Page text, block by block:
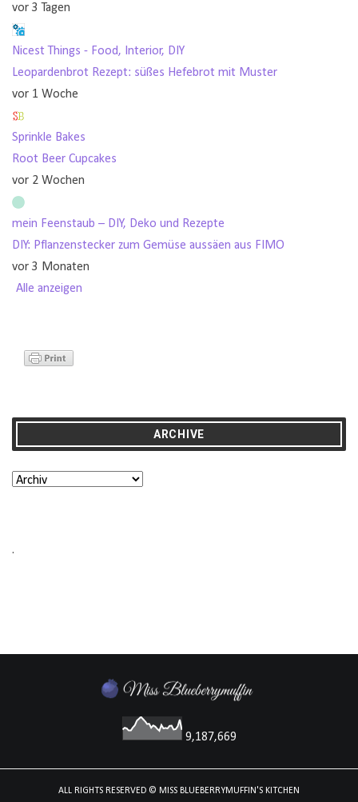
vor 3 Tagen
Nicest Things - Food, Interior, DIY
Leopardenbrot Rezept: süßes Hefebrot mit Muster
vor 1 Woche
Sprinkle Bakes
Root Beer Cupcakes
vor 2 Wochen
mein Feenstaub – DIY, Deko und Rezepte
DIY: Pflanzenstecker zum Gemüse aussäen aus FIMO
vor 3 Monaten
Alle anzeigen
ARCHIVE
.
9,187,669
ALL RIGHTS RESERVED © MISS BLUEBERRYMUFFIN'S KITCHEN